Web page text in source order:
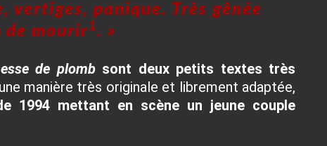
panique. Très gênée
de mourir1. »
de plombsont deux petits textes très
manière très originale et librement adaptée,
1994 mettant en scène un jeune couple